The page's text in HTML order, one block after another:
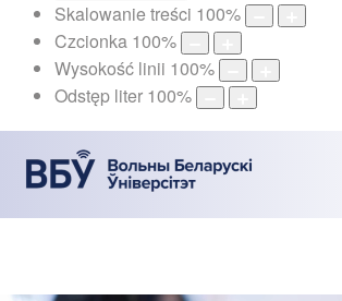
Skalowanie treści 100%
Czcionka 100%
Wysokość linii 100%
Odstęp liter 100%